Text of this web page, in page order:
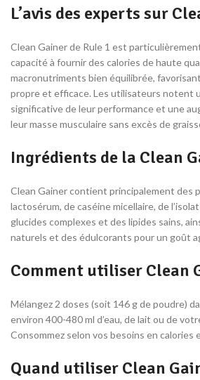
L’avis des experts sur
Clean Gainer de Rule 1 est
capacité à fournir des calories de haute
macronutriments bien équilibrée,
propre et efficace. Les utilisateurs notent
significative de leur performance et une
leur masse musculaire sans excès de
Ingrédients de la Clean
Clean Gainer contient principalement des
lactosérum, de caséine micellaire, de
glucides complexes et des lipides sains,
naturels et des édulcorants pour un goût
Comment utiliser Clean
Mélangez 2 doses (soit 146 g de poudre)
environ 400-480 ml d’eau, de lait ou de
Consommez selon vos besoins en calories
Quand utiliser Clean